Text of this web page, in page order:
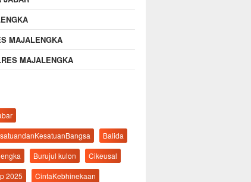
MAJALENGKA
MAJALENGKA
Balida
Burujul kulon
Cikeusal
2025
CintaKebhinekaan